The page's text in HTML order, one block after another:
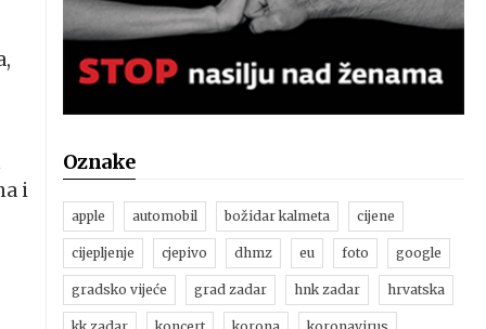
i
Oznake
apple automobil božidar kalmeta cijene
cijepljenje cjepivo dhmz eu foto google
gradsko vijeće grad zadar hnk zadar hrvatska